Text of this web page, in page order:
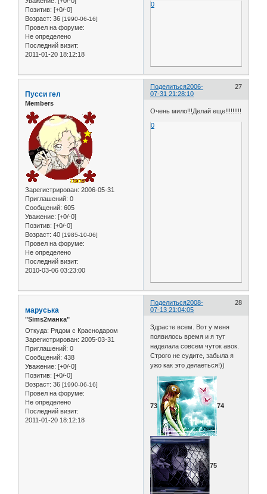
Позитив: [+0/-0]
Возраст: 36 [1990-06-16]
Провел на форуме:
Не определено
Последний визит:
2011-01-20 18:12:18
0
Поделиться 27
2006-
07-31 21:28:10
Пусси гел
Members
Зарегистрирован: 2006-05-31
Приглашений: 0
Сообщений: 605
Уважение: [+0/-0]
Позитив: [+0/-0]
Возраст: 40 [1985-10-06]
Провел на форуме:
Не определено
Последний визит:
2010-03-06 03:23:00
Очень мило!!!Делай еще!!!!!!!!!
0
Поделиться 28
2008-
07-13 21:04:05
маруська
"Sims2манка"
Откуда: Рядом с Краснодаром
Зарегистрирован: 2005-03-31
Приглашений: 0
Сообщений: 438
Уважение: [+0/-0]
Позитив: [+0/-0]
Возраст: 36 [1990-06-16]
Провел на форуме:
Не определено
Последний визит:
2011-01-20 18:12:18
Здрасте всем. Вот у меня
появилось время и я тут
наделала совсем чуток авок.
Строго не судите, забыла я
ужо как это делаеться!))
73 74
75